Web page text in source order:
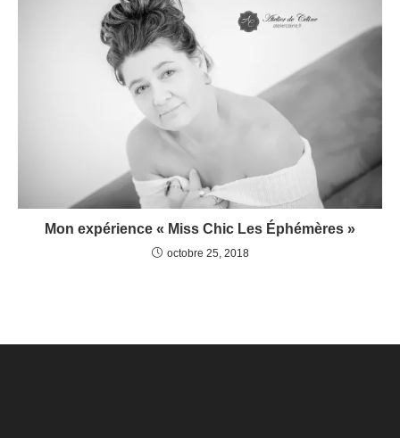
Mon expérience « Miss Chic Les Éphémères »
octobre 25, 2018